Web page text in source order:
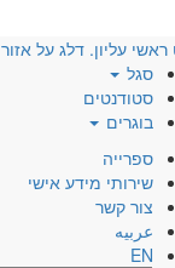
עליון. דלג על
סגל
סטודנטים
בוגרים
ספרייה
שירותי מידע אישי
צור קשר
عربيه
EN